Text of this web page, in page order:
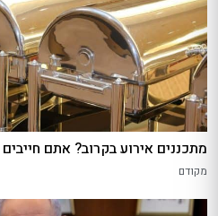
מתכננים אירוע בקרוב? אתם
מקודם